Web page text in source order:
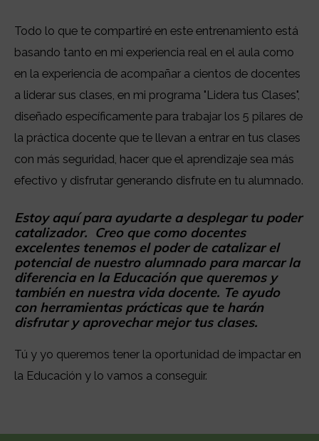
Todo lo que te compartiré en este entrenamiento está
basando tanto en mi experiencia real en el aula como
en la experiencia de acompañar a cientos de docentes
a liderar sus clases, en mi programa "Lidera tus Clases",
diseñado específicamente para trabajar los 5 pilares de
la práctica docente que te llevan a entrar en tus clases
con más seguridad, hacer que el aprendizaje sea más
efectivo y disfrutar generando disfrute en tu alumnado.
Estoy aquí para ayudarte a desplegar tu poder
catalizador. Creo que como docentes
excelentes tenemos el poder de catalizar el
potencial de nuestro alumnado para marcar la
diferencia en la Educación que queremos y
también en nuestra vida docente. Te ayudo
con herramientas prácticas que te harán
disfrutar y aprovechar mejor tus clases.
Tú y yo queremos tener la oportunidad de impactar en
la Educación y lo vamos a conseguir.